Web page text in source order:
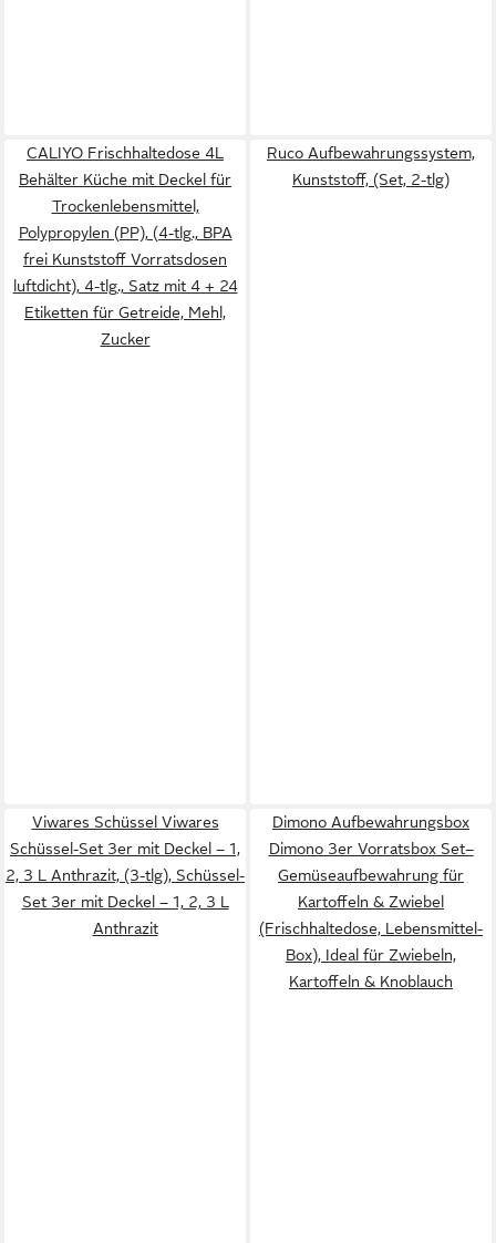
CALIYO Frischhaltedose 4L
Behälter Küche mit Deckel für
Trockenlebensmittel,
Polypropylen (PP), (4-tlg., BPA
frei Kunststoff Vorratsdosen
luftdicht), 4-tlg., Satz mit 4 + 24
Etiketten für Getreide, Mehl,
Zucker
Ruco Aufbewahrungssystem,
Kunststoff, (Set, 2-tlg)
Viwares Schüssel Viwares
Schüssel-Set 3er mit Deckel – 1,
2, 3 L Anthrazit, (3-tlg), Schüssel-
Set 3er mit Deckel – 1, 2, 3 L
Anthrazit
Dimono Aufbewahrungsbox
Dimono 3er Vorratsbox Set–
Gemüseaufbewahrung für
Kartoffeln & Zwiebel
(Frischhaltedose, Lebensmittel-
Box), Ideal für Zwiebeln,
Kartoffeln & Knoblauch